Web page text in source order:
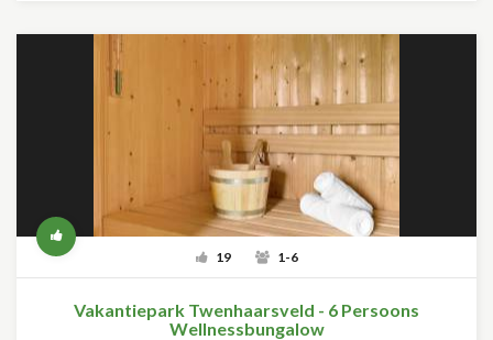
19 1-6
Vakantiepark Twenhaarsveld - 6 Persoons
Wellnessbungalow